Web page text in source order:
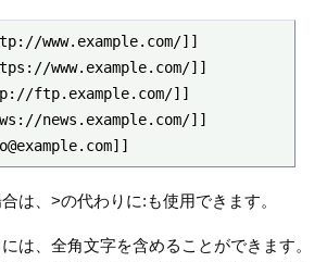
www.example.com/]]
www.example.com/]]
ftp.example.com/]]
news.example.com/]]
は、>の代わりに:も使用できます。
は、全角文字を含めることができます。